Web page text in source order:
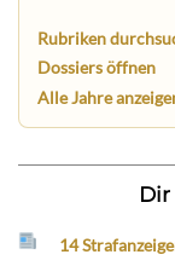
Rubriken
Dossiers öffnen
Alle Jahre
14